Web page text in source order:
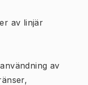
av linjär
av